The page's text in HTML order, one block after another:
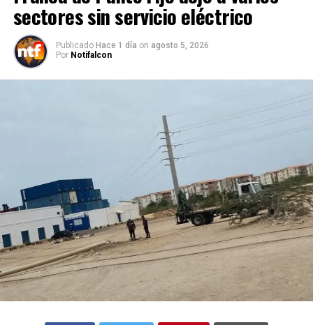
sectores sin servicio eléctrico
Publicado Hace 1 día on agosto 5, 2026
Por Notifalcon